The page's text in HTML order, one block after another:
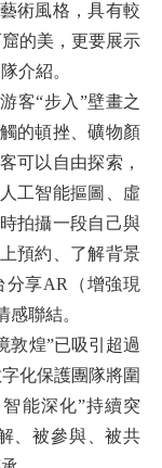
術風格，具有較
的美，更要展示
介紹。
客“步入”壁畫之
的頓挫、礦物顏
可以自由探索，
工智能摳圖、虛
拍攝一段自己與
預約、了解背景
享AR（增強現
聯結。
敦煌”已吸引超過
化保護團隊將圍
能深化”持續突
、被參與、被共